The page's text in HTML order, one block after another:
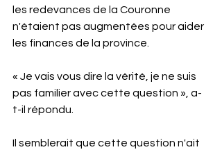
les redevances de la Couronne
n'étaient pas augmentées pour aider
les finances de la province.
« Je vais vous dire la vérité, je ne suis
pas familier avec cette question », a-
t-il répondu.
Il semblerait que cette question n'ait